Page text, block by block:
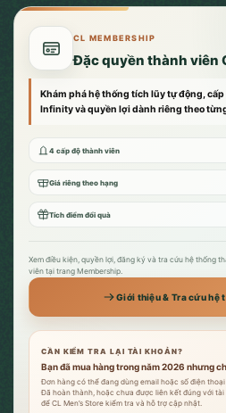
CL MEMBERSHIP
Đặc quyền thành viên
Khám phá hệ thống tích lũy tự động,
Infinity và quyền lợi dành riêng theo
4 cấp độ thành viên
Giá riêng theo hạng
Tích điểm đổi quà
Xem điều kiện, quyền lợi, đăng ký và tra cứu hệ thống
viên tại trang Membership.
Giới thiệu & Tra cứu hệ
CẦN KIỂM TRA LẠI TÀI KHOẢN?
Bạn đã mua hàng trong năm 2026 nhưng
Đơn hàng có thể đang dùng email hoặc số điện
Đã hoàn thành, hoặc chưa được liên kết đúng với
để CL Men’s Store kiểm tra và hỗ trợ cập nhật.